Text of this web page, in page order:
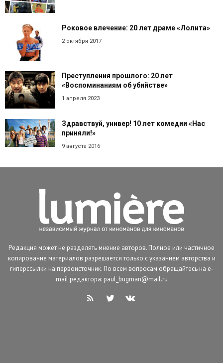
Роковое влечение: 20 лет драме «Лолита»
2 октября 2017
Преступления прошлого: 20 лет
«Воспоминаниям об убийстве»
1 апреля 2023
Здравствуй, универ! 10 лет комедии «Нас
приняли!»
9 августа 2016
Редакция может не разделять мнение авторов. Полное или частичное
копирование материалов разрешается только с указанием авторства и
гиперссылки на первоисточник. По всем вопросам обращайтесь на e-
mail редактора: paul_bugman@mail.ru